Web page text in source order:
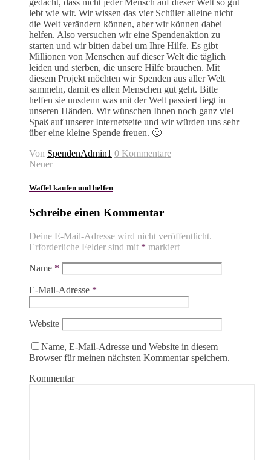
lebt wie wir. Wir wissen das vier Schüler alleine nicht
die Welt verändern können, aber wir können dabei
helfen. Also versuchen wir eine Spendenaktion zu
starten und wir bitten dabei um Ihre Hilfe. Es gibt
Millionen von Menschen auf dieser Welt die täglich
leiden und sterben, die unsere Hilfe brauchen. Mit
diesem Projekt möchten wir Spenden aus aller Welt
sammeln, damit es allen Menschen gut geht. Bitte
helfen sie unsdenn was mit der Welt passiert liegt in
unseren Händen. Wir wünschen Ihnen noch ganz viel
Spaß auf unserer Internetseite und wir würden uns sehr
über eine kleine Spende freuen. 🙂
Von SpendenAdmin1 0 Kommentare
Neuer
Waffel kaufen und helfen
Schreibe einen Kommentar
Deine E-Mail-Adresse wird nicht veröffentlicht.
Erforderliche Felder sind mit * markiert
Name *
E-Mail-Adresse *
Website
Name, E-Mail-Adresse und Website in diesem
Browser für meinen nächsten Kommentar speichern.
Kommentar